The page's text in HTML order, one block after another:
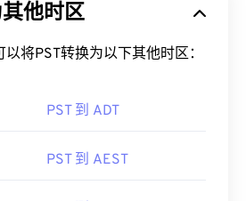
他时区
将PST转换为以下其他时区：
PST 到 ADT
PST 到 AEST